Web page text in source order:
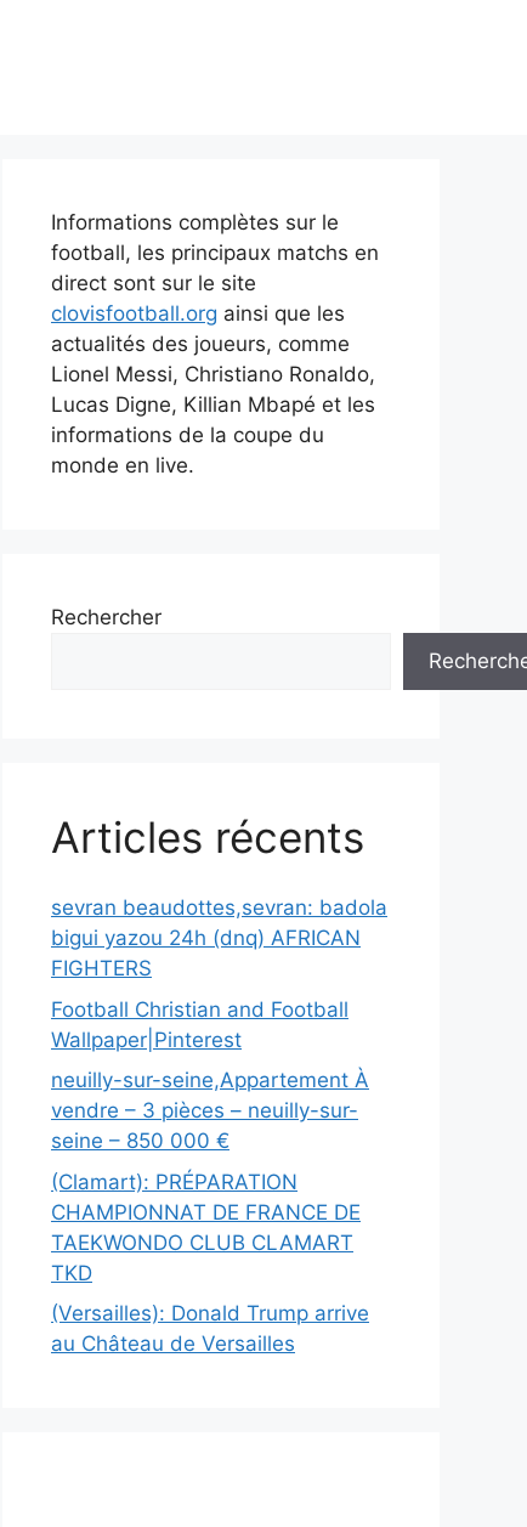
Informations complètes sur le
football, les principaux matchs en
direct sont sur le site
clovisfootball.org ainsi que les
actualités des joueurs, comme
Lionel Messi, Christiano Ronaldo,
Lucas Digne, Killian Mbapé et les
informations de la coupe du
monde en live.
Rechercher
Articles récents
sevran beaudottes,sevran: badola
bigui yazou 24h (dnq) AFRICAN
FIGHTERS
Football Christian and Football
Wallpaper|Pinterest
neuilly-sur-seine,Appartement À
vendre – 3 pièces – neuilly-sur-
seine – 850 000 €
(Clamart): PRÉPARATION
CHAMPIONNAT DE FRANCE DE
TAEKWONDO CLUB CLAMART
TKD
(Versailles): Donald Trump arrive
au Château de Versailles